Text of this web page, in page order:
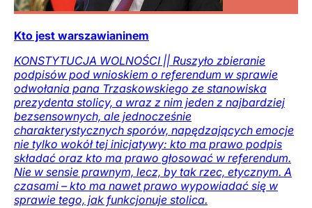
Kto jest warszawianinem
KONSTYTUCJA WOLNOŚCI || Ruszyło zbieranie
podpisów pod wnioskiem o referendum w sprawie
odwołania pana Trzaskowskiego ze stanowiska
prezydenta stolicy, a wraz z nim jeden z najbardziej
bezsensownych, ale jednocześnie
charakterystycznych sporów, napędzających emocje
nie tylko wokół tej inicjatywy: kto ma prawo podpis
składać oraz kto ma prawo głosować w referendum.
Nie w sensie prawnym, lecz, by tak rzec, etycznym. A
czasami – kto ma nawet prawo wypowiadać się w
sprawie tego, jak funkcjonuje stolica.